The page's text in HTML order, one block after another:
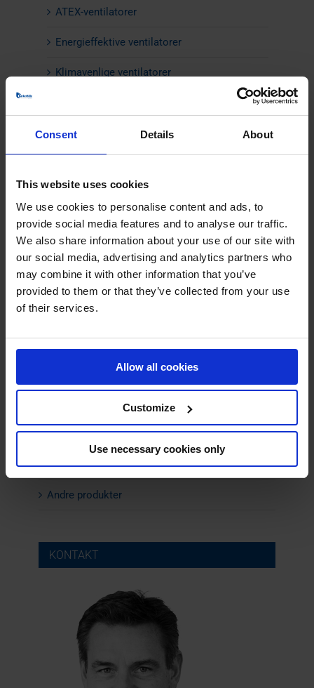
Consent Details About
This website uses cookies
We use cookies to personalise content and ads, to
provide social media features and to analyse our traffic.
We also share information about your use of our site with
our social media, advertising and analytics partners who
may combine it with other information that you’ve
provided to them or that they’ve collected from your use
of their services.
Allow all cookies
Customize
Use necessary cookies only
ATEX-ventilatorer
Energieffektive ventilatorer
Klimavenlige ventilatorer
Specialdesignede centrifugalventilatorer
Ventilatorer til høje temperaturer
Ventilatorer til materialetransport
Ventilatorer til scrubberanlæg
Isolering af ventilator
Service og vedligehold
Lyddæmpere
Flowregulering
Andre produkter
KONTAKT